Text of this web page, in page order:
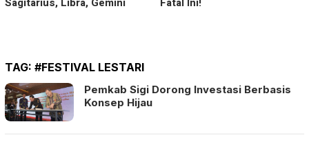
Sagitarius, Libra, Gemini
Fatal Ini!
TAG: #FESTIVAL LESTARI
Pemkab Sigi Dorong Investasi Berbasis
Konsep Hijau